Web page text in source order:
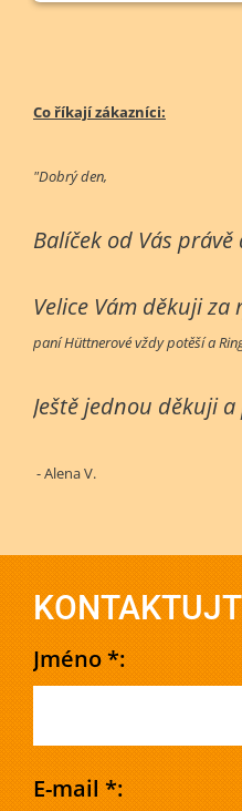
Co říkají zákazníci:
"Dobrý den,
Balíček od Vás právě
Velice Vám děkuji za
paní Hüttnerové vždy potěší a
Ještě jednou děkuji
- Alena V.
Jméno *:
E-mail *: